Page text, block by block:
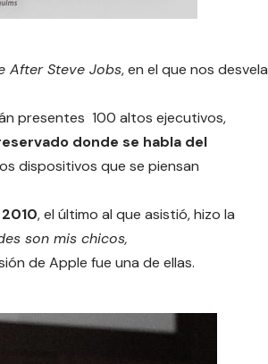
After Steve Jobs, en el que nos desvela
presentes 100 altos ejecutivos,
donde se habla del
dispositivos que se piensan
, el último al que asistió, hizo la
son mis chicos,
de Apple fue una de ellas.